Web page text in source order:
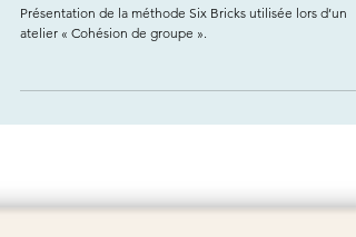
176 — Cohésion de groupe
Présentation de la méthode Six Bricks utilisée lors d’un